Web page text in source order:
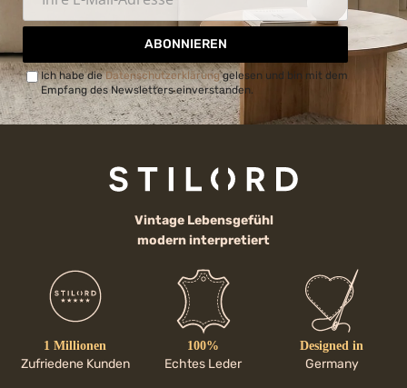
ABONNIEREN
Ich habe dieDatenschutzerklärunggelesen und bin mit dem
Empfang des Newsletters einverstanden.
Vintage Lebensgefühl
modern interpretiert
1 Millionen
Zufriedene Kunden
100%
Echtes Leder
Designed in
Germany